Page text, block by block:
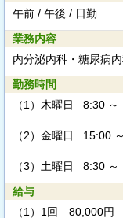
午前 / 午後 / 日勤
業務内容
内分泌内科・糖尿病
勤務時間
（1） 木曜日 8:30 ～
（2） 金曜日 15:00
（3） 土曜日 8:30 ～
給与
（1） 1回 80,000円